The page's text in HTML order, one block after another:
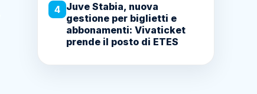
4 Juve Stabia, nuova
gestione per biglietti e
abbonamenti: Vivaticket
prende il posto di ETES